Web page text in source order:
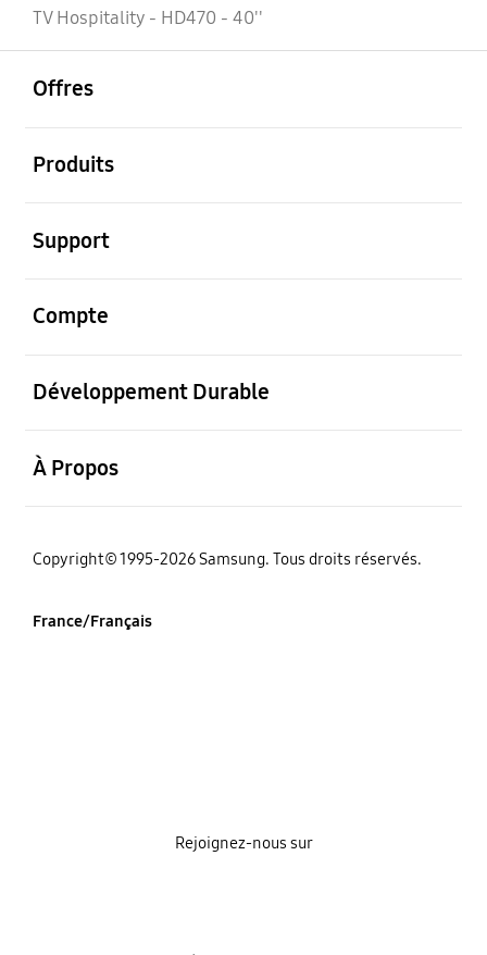
TV Hospitality - HD470 - 40''
Offres
Produits
Support
Compte
Développement Durable
À Propos
‌Copyright© 1995-2026 Samsung. Tous droits réservés.
France/Français
Rejoignez-nous sur